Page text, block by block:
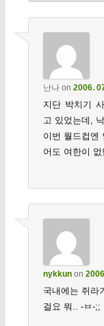
난나on 2006.
지단 박치기
고 있었는데,
이번 월드컵엔
어도 여한이 없
nykkunon
국내에는 쥐라
걸요 뭐.. -ㅂ-;;